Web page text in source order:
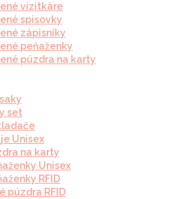
vizitkáre
spisovky
zápisníky
peňaženky
púzdra na karty
set
Unisex
na karty
Unisex
RFID
púzdra RFID